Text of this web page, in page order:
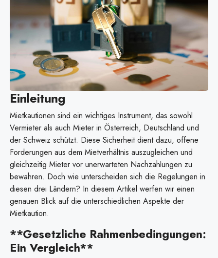
Einleitung
Mietkautionen sind ein wichtiges Instrument, das sowohl
Vermieter als auch Mieter in Österreich, Deutschland und
der Schweiz schützt. Diese Sicherheit dient dazu, offene
Forderungen aus dem Mietverhältnis auszugleichen und
gleichzeitig Mieter vor unerwarteten Nachzahlungen zu
bewahren. Doch wie unterscheiden sich die Regelungen in
diesen drei Ländern? In diesem Artikel werfen wir einen
genauen Blick auf die unterschiedlichen Aspekte der
Mietkaution.
**Gesetzliche Rahmenbedingungen:
Ein Vergleich**